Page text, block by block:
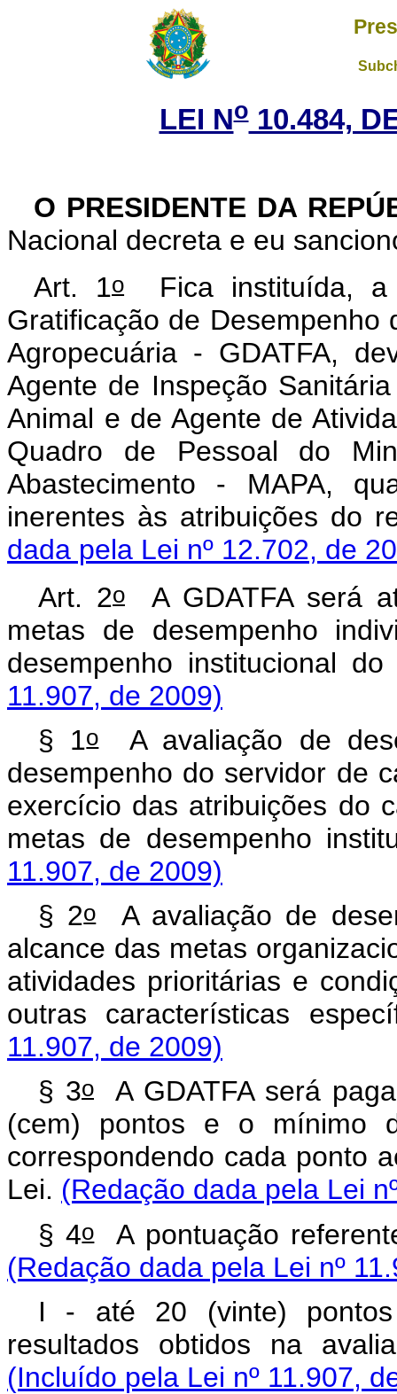
LEI No10.484,
O PRESIDENTE DA
Nacional decreta e eu
Art. 1o
Fica instituída,
Gratificação de Desempenho
Agropecuária - GDATFA,
Agente de Inspeção
Animal e de Agente de
Quadro de Pessoal do
Abastecimento - MAPA,
inerentes às atribuições do
dada pela Lei nº 12.702, de
Art. 2o A GDATFA será
metas de desempenho
desempenho institucional
11.907, de 2009)
§ 1oA avaliação de
desempenho do servidor de
exercício das atribuições do
metas de desempenho
11.907, de 2009)
§ 2oA avaliação de
alcance das metas
atividades prioritárias e
outras características
11.907, de 2009)
§ 3o A GDATFA será
(cem) pontos e o mínimo
correspondendo cada ponto
Lei. (Redação dada pela Lei
§ 4oA pontuação
(Redação dada pela Lei nº
I - até 20 (vinte)
resultados obtidos na
(Incluído pela Lei nº 11.907,